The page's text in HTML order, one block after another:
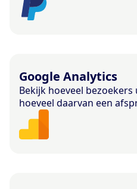
Google Analytics
Bekijk hoeveel
hoeveel daarvan een